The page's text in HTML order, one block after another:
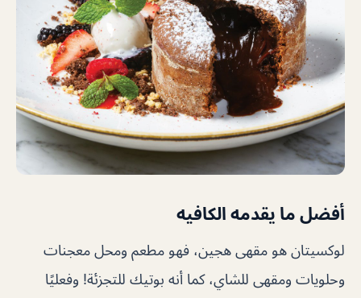
أفضل ما يقدمه الكافيه
لوكسيتان هو مقهى هجين، فهو مطعم ومحل معجنات
وحلويات ومقهى للشاي، كما أنه بوتيك للتجزئة! وفعليًا